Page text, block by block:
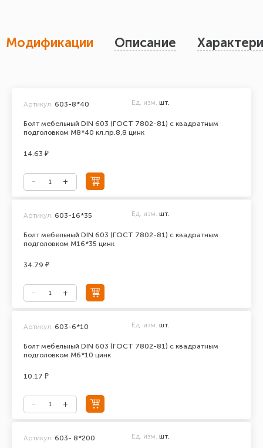
Модификации Описание
Болт мебельный DIN 603 (ГОСТ 7802-81) с квадратным
подголовком М8*40 кл.пр.8,8 цинк
Артикул: 603-8*40 Ед. изм. шт.
14.63 ₽
Болт мебельный DIN 603 (ГОСТ 7802-81) с квадратным
подголовком М16*35 цинк
Артикул: 603-16*35 Ед. изм. шт.
34.79 ₽
Болт мебельный DIN 603 (ГОСТ 7802-81) с квадратным
подголовком М6*10 цинк
Артикул: 603-6*10 Ед. изм. шт.
10.17 ₽
Артикул: 603- 8*200 Ед. изм. шт.